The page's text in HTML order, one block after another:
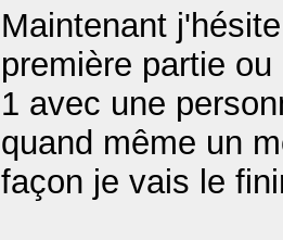
Maintenant
première partie
1 avec une
quand même un
façon je vais le